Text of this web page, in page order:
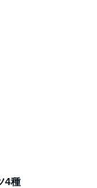
4種